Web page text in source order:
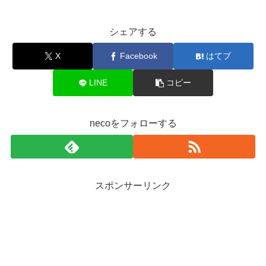
シェアする
X Facebook はてブ
LINE コピー
necoをフォローする
スポンサーリンク